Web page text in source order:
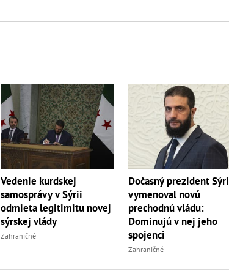
Vedenie kurdskej
samosprávy v Sýrii
odmieta legitimitu novej
sýrskej vlády
Zahraničné
Dočasný prezident
vymenoval novú
prechodnú vládu:
Dominujú v nej jeho
spojenci
Zahraničné